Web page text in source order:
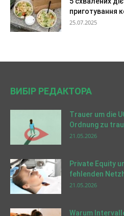
приготування
25.07.2025
ВИБІР РЕДАКТОРА
Trauer um die
Ordnung zu
21.05.2026
Private Equity
fehlenden
21.05.2026
Warum